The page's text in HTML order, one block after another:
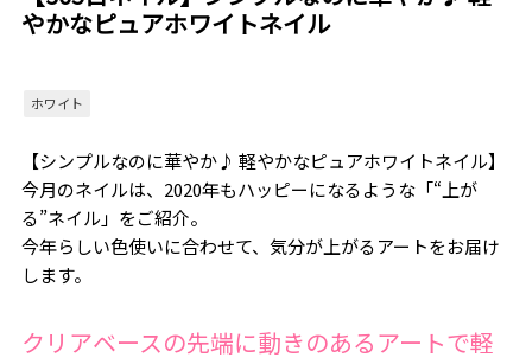
やかなピュアホワイトネイル
ホワイト
【シンプルなのに華やか♪ 軽やかなピュアホワイトネイル】
今月のネイルは、2020年もハッピーになるような「“上が
る”ネイル」をご紹介。
今年らしい色使いに合わせて、気分が上がるアートをお届け
します。
クリアベースの先端に動きのあるアートで軽